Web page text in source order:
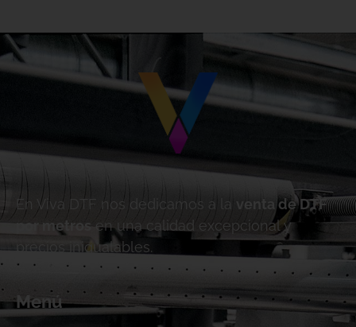
En Viva DTF nos dedicamos a la
venta de DTF
por metros
en una calidad excepcional y
precios inigualables.
Menú